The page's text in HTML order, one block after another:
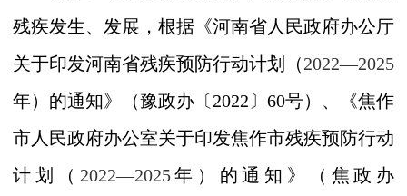
残疾发生、发展，根据《河南省人民政府办公厅
关于印发河南省残疾预防行动计划（2022—2025
年）的通知》（豫政办〔2022〕 60号） 、《焦作
市人民政府办公室关于印发焦作市残疾预防行动
计划（ 2022—2025年）的通知 》（焦政办